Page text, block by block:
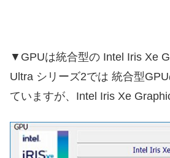
▼GPUは統合型の Intel Iris Xe
Ultra シリーズ2では 統合型
ていますが、Intel Iris Xe